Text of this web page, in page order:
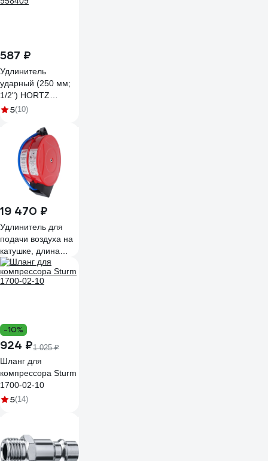
587 ₽
Удлинитель
ударный (250 мм;
1/2") HORTZ
958409
5(10)
19 470 ₽
Удлинитель для
подачи воздуха на
катушке, длина
шланга 15м JTC
5561 489750
-10%
924 ₽1 025 ₽
Шланг для
компрессора Sturm
1700-02-10
5(14)